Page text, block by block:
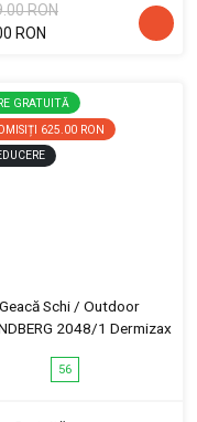
RON
RON
GRATUITĂ
625.00 RON
Geacă Schi / Outdoor
2048/1 Dermizax
56